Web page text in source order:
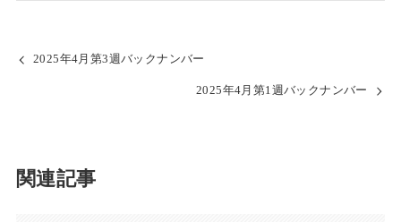
2025年4月第3週バックナンバー
2025年4月第1週バックナンバー
関連記事